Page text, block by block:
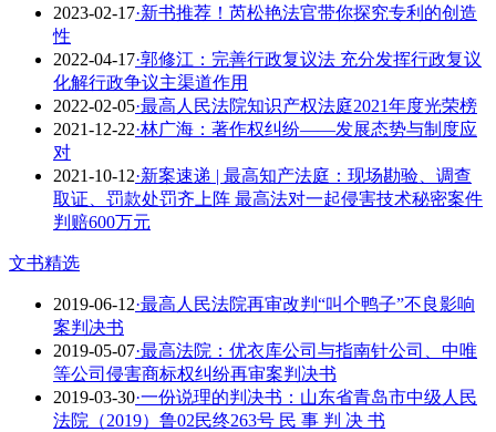
2023-02-17·​新书推荐！芮松艳法官带你探究专利的创造
性
2022-04-17·郭修江：完善行政复议法 充分发挥行政复议
化解行政争议主渠道作用
2022-02-05·最高人民法院知识产权法庭2021年度光荣榜
2021-12-22·林广海：著作权纠纷——发展态势与制度应
对
2021-10-12·新案速递 | 最高知产法庭：现场勘验、调查
取证、罚款处罚齐上阵 最高法对一起侵害技术秘密案件
判赔600万元
文书精选
2019-06-12·最高人民法院再审改判“叫个鸭子”不良影响
案判决书
2019-05-07·最高法院：优衣库公司与指南针公司、中唯
等公司侵害商标权纠纷再审案判决书
2019-03-30·一份说理的判决书：山东省青岛市中级人民
法院（2019）鲁02民终263号 民 事 判 决 书